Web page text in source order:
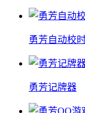
勇芳自动校
勇芳记牌器